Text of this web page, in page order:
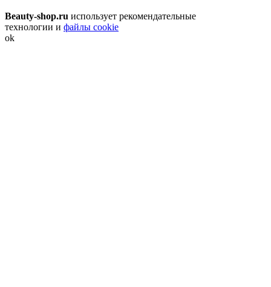
Beauty-shop.ru использует рекомендательные
технологии и файлы cookie
ok